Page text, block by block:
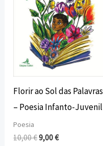
Florir ao Sol das Palavras
– Poesia Infanto-Juvenil
Poesia
10,00€9,00€